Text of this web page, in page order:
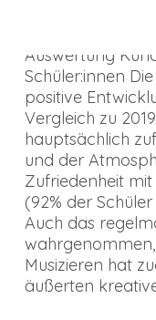
Auswertung
Schüler:innen
positive
Vergleich zu
hauptsächlich
und der
Zufriedenheit
(92% der
Auch das
Musizieren hat
äußerten